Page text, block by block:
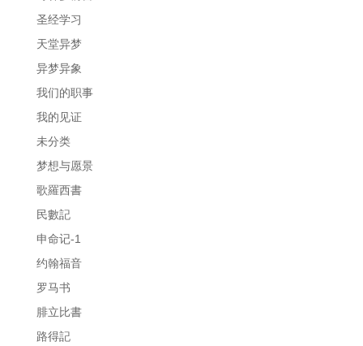
圣经学习
天堂异梦
异梦异象
我们的职事
我的见证
未分类
梦想与愿景
歌羅西書
民數記
申命记-1
约翰福音
罗马书
腓立比書
路得記